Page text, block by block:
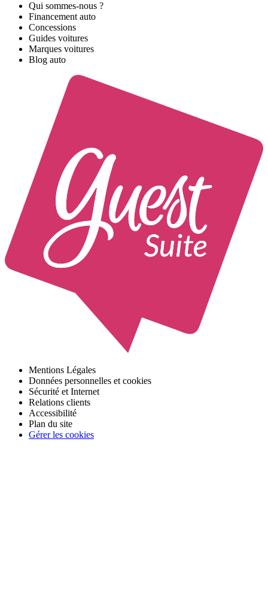
Qui sommes-nous ?
Financement auto
Concessions
Guides voitures
Marques voitures
Blog auto
Mentions Légales
Données personnelles et cookies
Sécurité et Internet
Relations clients
Accessibilité
Plan du site
Gérer les cookies